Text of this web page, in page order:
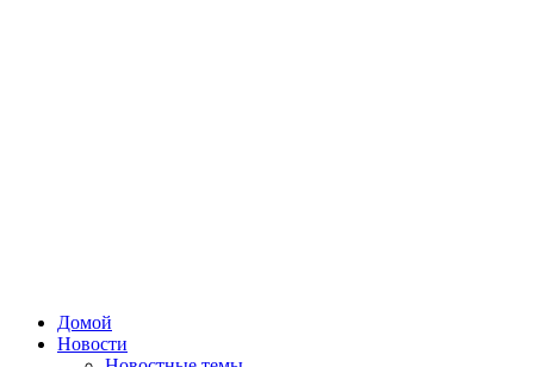
Домой
Новости